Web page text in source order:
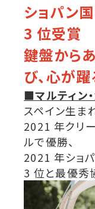
ショパン
3 位受賞
鍵盤から
び、心が
■マルティン
スペイン生ま
2021 年クリ
ルで優勝、
2021 年ショ
3 位と最優秀